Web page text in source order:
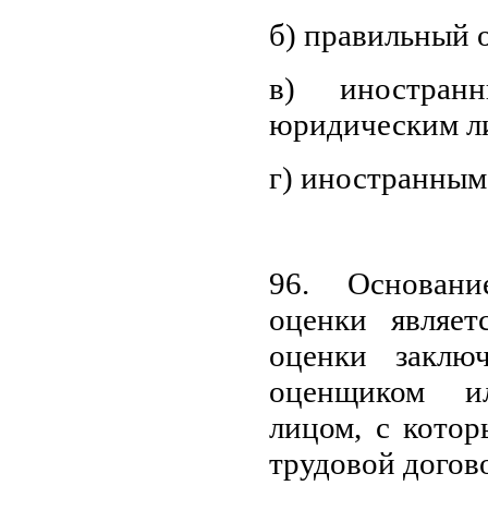
б) правильный
в)
юридическим
г)
96.
оценки
оценки
оценщиком
лицом, с
трудовой